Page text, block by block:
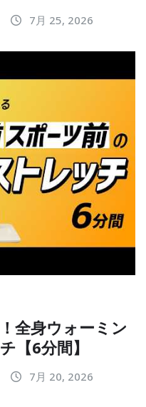
7月 25, 2026
全身ウォーミン
【6分間】
7月 20, 2026